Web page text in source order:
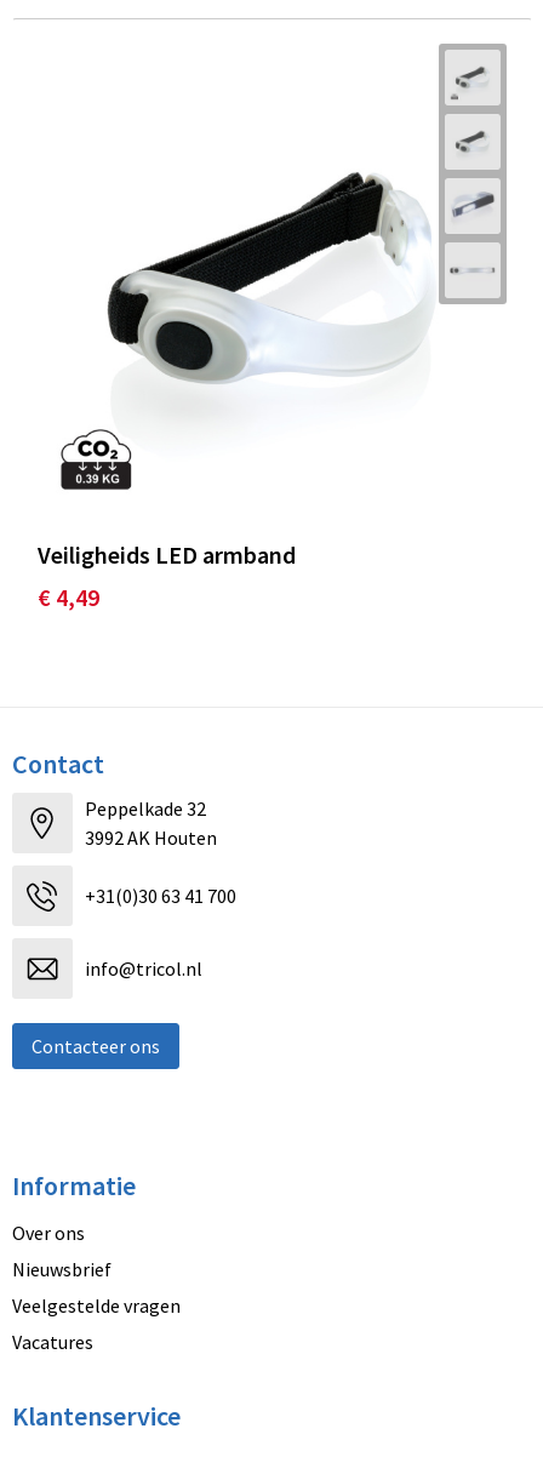
Veiligheids LED armband
€ 4,49
Contact
Peppelkade 32
3992 AK Houten
+31(0)30 63 41 700
info@tricol.nl
Contacteer ons
Informatie
Over ons
Nieuwsbrief
Veelgestelde vragen
Vacatures
Klantenservice